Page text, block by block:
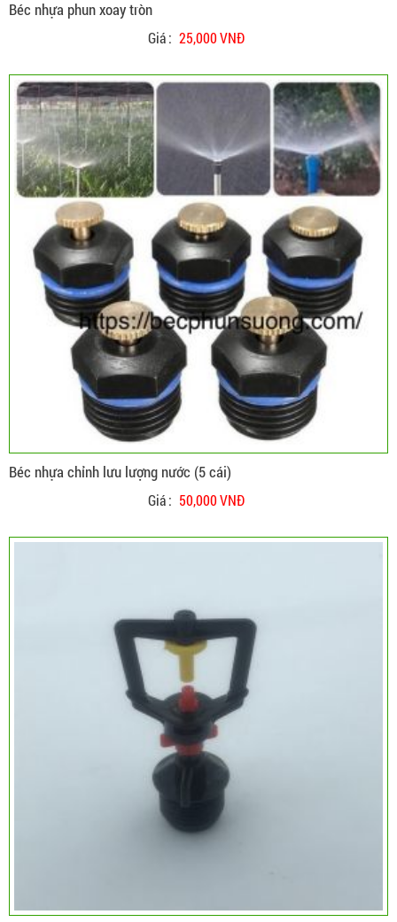
Béc nhựa phun xoay tròn
Giá : 25,000 VNĐ
Béc nhựa chỉnh lưu lượng nước (5 cái)
Giá : 50,000 VNĐ